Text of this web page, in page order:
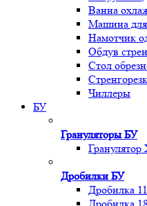
Ванна
Машина
Намотчик
Обдув
Стол
Чиллеры
БУ
Грануляторы БУ
Дробилки БУ
Дробилка